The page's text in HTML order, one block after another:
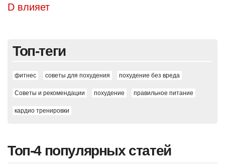
Топ-теги
фитнес советы для похудения похудение без вреда
Советы и рекомендации похудение правильное питание
кардио тренировки
Топ-4 популярных статей